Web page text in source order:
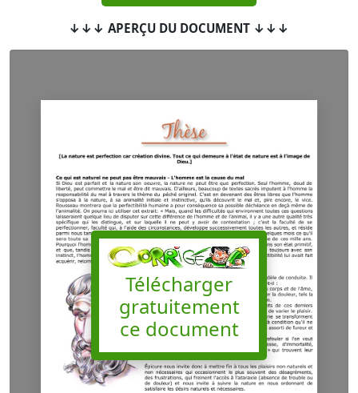
↓↓↓ APERÇU DU DOCUMENT ↓↓↓
Télécharger
gratuitement
ce document